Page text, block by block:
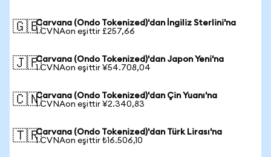
🇬🇧Carvana (Ondo Tokenized)'dan İngiliz Sterlini'na
1 CVNAon eşittir £257,66
🇯🇵Carvana (Ondo Tokenized)'dan Japon Yeni'na
1 CVNAon eşittir ¥54.708,04
🇨🇳Carvana (Ondo Tokenized)'dan Çin Yuanı'na
1 CVNAon eşittir ¥2.340,83
🇹🇷Carvana (Ondo Tokenized)'dan Türk Lirası'na
1 CVNAon eşittir ₺16.506,10